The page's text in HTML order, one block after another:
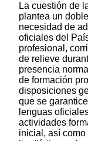
La cuestión de
plantea un
necesidad de
oficiales del
profesional,
de relieve
presencia
de formación
disposiciones
que se
lenguas
actividades
inicial, así